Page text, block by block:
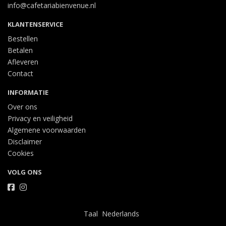
info@cafetariabienvenue.nl
KLANTENSERVICE
Bestellen
Betalen
Afleveren
Contact
INFORMATIE
Over ons
Privacy en veiligheid
Algemene voorwaarden
Disclaimer
Cookies
VOLG ONS
Taal